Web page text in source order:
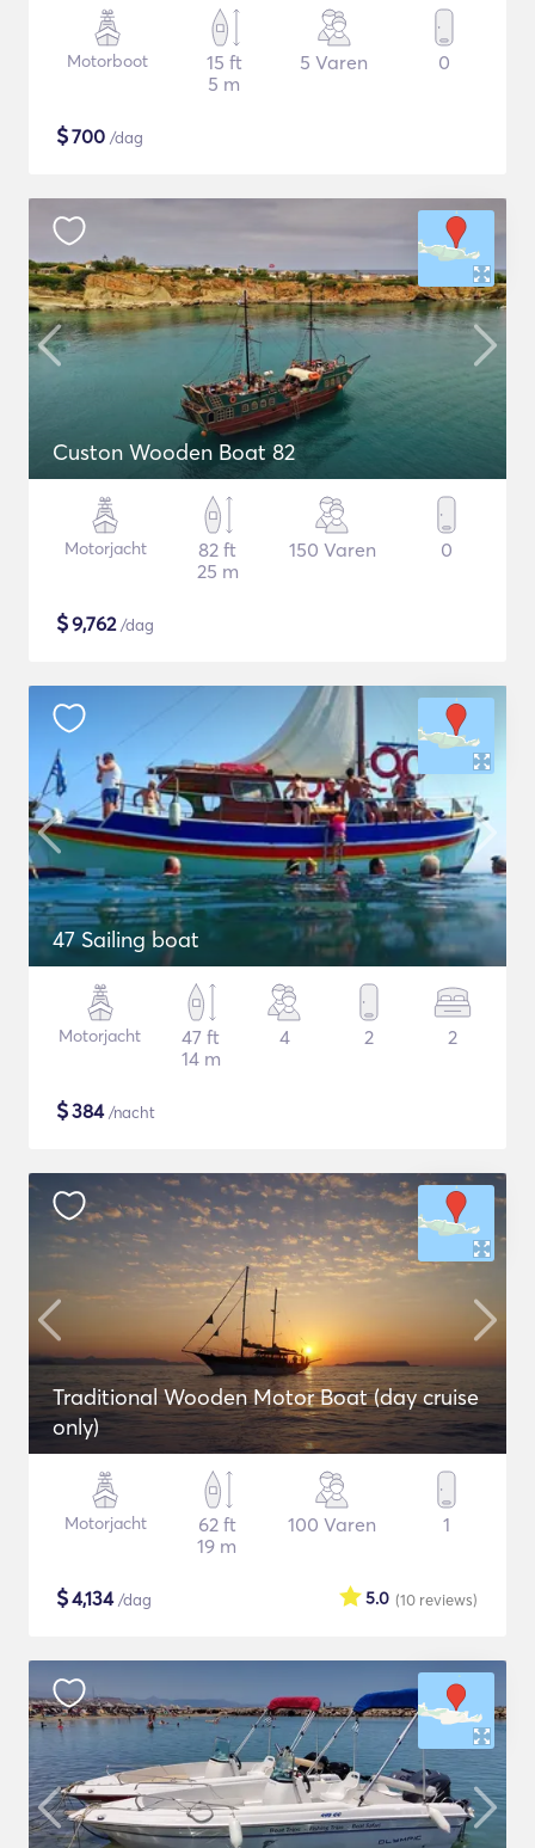
Motorboot
15 ft
5 m
5 Varen 0
$700 /dag
Custon Wooden Boat 82
Motorjacht
82 ft
25 m
150 Varen 0
$9,762/dag
47 Sailing boat
Motorjacht
47 ft
14 m
4 2 2
$384/nacht
Traditional Wooden Motor Boat (day cruise
only)
Motorjacht
62 ft
19 m
100 Varen 1
$4,134/dag (10 reviews)
5.0